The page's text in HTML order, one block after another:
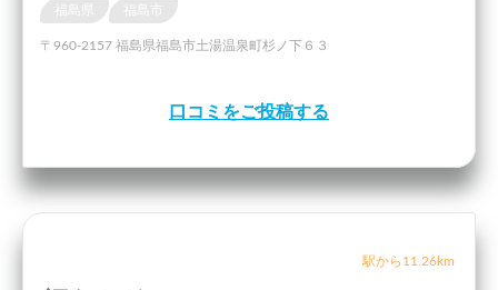
〒960-2157 福島県福島市土湯温泉町杉ノ下６３
口コミをご投稿する
駅から11.26km